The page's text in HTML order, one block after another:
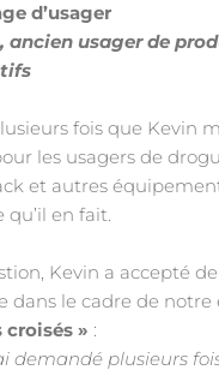
d’usager
ancien usager de
fois que Kevin
les usagers de
et autres
qu’il en fait.
Kevin a accepté
dans le cadre de notre
croisés » :
demandé plusieurs